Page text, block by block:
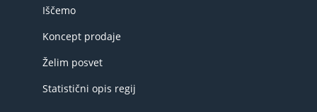
Iščemo
Koncept prodaje
Želim posvet
Statistični opis regij